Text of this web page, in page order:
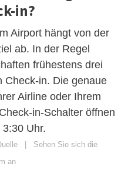
in?
Airport hängt von der
ab. In der Regel
frühestens drei
Check-in. Die genaue
Airline oder Ihrem
in-Schalter öffnen
Uhr.
| Sehen Sie sich die
an